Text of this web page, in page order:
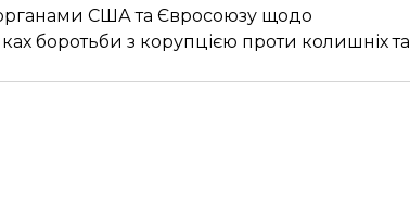
США та Євросоюзу щодо
боротьби з корупцією проти колишніх та